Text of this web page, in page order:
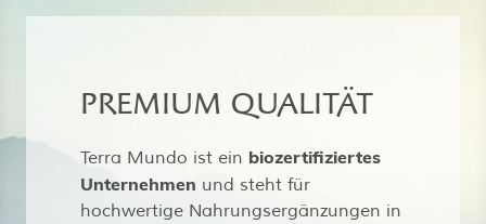
PREMIUM QUALITÄT
Terra Mundo ist ein biozertifiziertes
Unternehmen und steht für
hochwertige Nahrungsergänzungen in